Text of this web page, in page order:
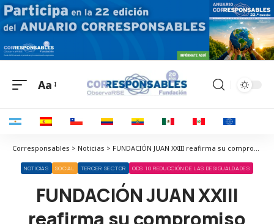
Aa
Corresponsables > Noticias > FUNDACIÓN JUAN XXIII reafirma su compromiso con el deporte inclusivo al participar un año más en la Dis-Friendly Relay Madrid Marathon
NOTICIAS SOCIAL TERCER SECTOR ODS 10 REDUCCIÓN DE LAS DESIGUALDADES
FUNDACIÓN JUAN XXIII
reafirma su compromiso